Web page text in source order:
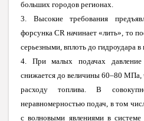
больших городов регионах.
3. Высокие требования
форсунка CR начинает «лить», то
серьезными, вплоть до гидроудара в
4. При малых подачах давление
снижается до величины 60–80
расходу топлива. В
неравномерностью подач, в том
с волновыми явлениями в системе